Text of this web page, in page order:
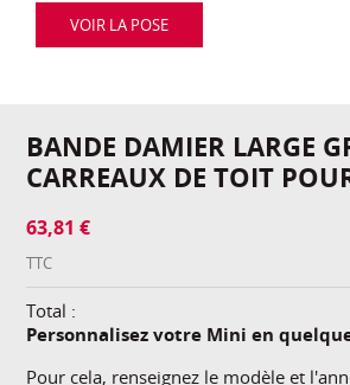
VOIR LA POSE
BANDE DAMIER LARGE
CARREAUX DE TOIT
63,81 €
TTC
Total :
Personnalisez votre Mini en
Pour cela, renseignez le modèle et